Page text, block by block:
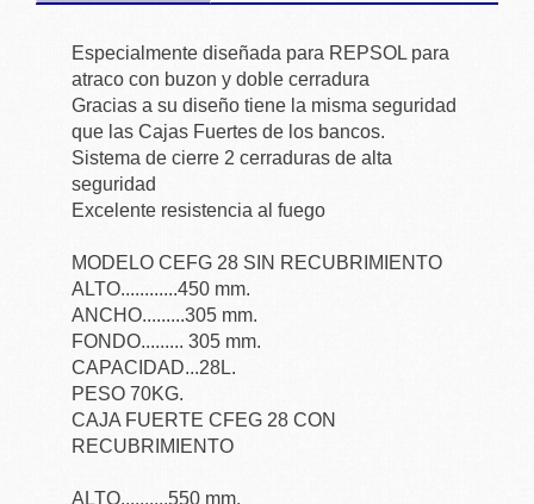
Especialmente diseñada para REPSOL para
atraco con buzon y doble cerradura
Gracias a su diseño tiene la misma seguridad
que las Cajas Fuertes de los bancos.
Sistema de cierre 2 cerraduras de alta
seguridad
Excelente resistencia al fuego
MODELO CEFG 28 SIN RECUBRIMIENTO
ALTO............450 mm.
ANCHO.........305 mm.
FONDO......... 305 mm.
CAPACIDAD...28L.
PESO 70KG.
CAJA FUERTE CFEG 28 CON
RECUBRIMIENTO
ALTO..........550 mm.